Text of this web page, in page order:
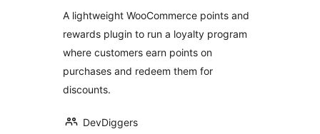
Gamification &
Loyalty Program)
A lightweight WooCommerce points and
rewards plugin to run a loyalty program
where customers earn points on
purchases and redeem them for
discounts.
DevDiggers